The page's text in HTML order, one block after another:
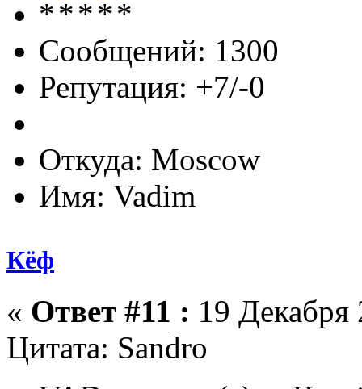
Сообщений: 1300
Репутация: +7/-0
Откуда: Moscow
Имя: Vadim
Кёф
« Ответ #11 : 19
Цитата: Sandro